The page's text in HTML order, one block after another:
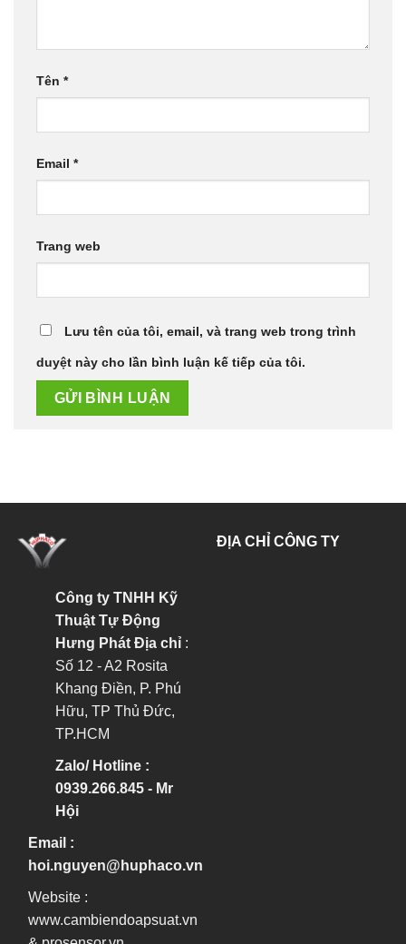
Tên *
Email *
Trang web
Lưu tên của tôi, email, và trang web trong trình
duyệt này cho lần bình luận kế tiếp của tôi.
Công ty TNHH Kỹ
Thuật Tự Động
Hưng Phát Địa chỉ :
Số 12 - A2 Rosita
Khang Điền, P. Phú
Hữu, TP Thủ Đức,
TP.HCM
Zalo/ Hotline :
0939.266.845 - Mr
Hội
Email :
hoi.nguyen@huphaco.vn
Website :
www.cambiendoapsuat.vn
ĐỊA CHỈ CÔNG TY